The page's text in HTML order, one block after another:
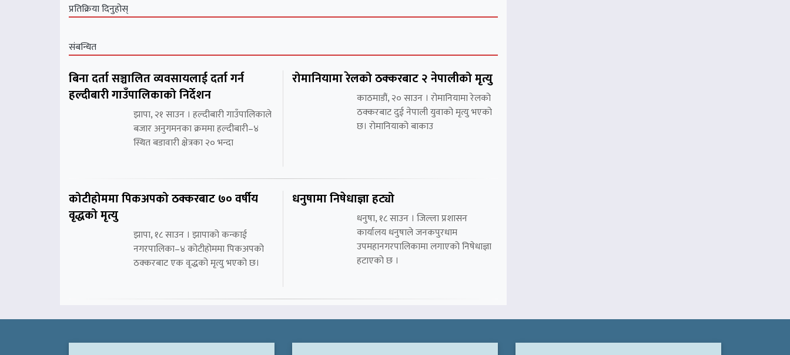
प्रतिक्रिया दिनुहोस्
संबन्धित
बिना दर्ता सञ्चालित व्यवसायलाई दर्ता गर्न
हल्दीबारी गाउँपालिकाको निर्देशन
झापा, २१ साउन । हल्दीबारी गाउँपालिकाले
बजार अनुगमनका क्रममा हल्दीबारी–४
स्थित बडावारी क्षेत्रका २० भन्दा
रोमानियामा रेलको ठक्करबाट २ नेपालीको मृत्यु
काठमाडौं, २० साउन । रोमानियामा रेलको
ठक्करबाट दुई नेपाली युवाको मृत्यु भएको
छ। रोमानियाको बाकाउ
कोटीहोममा पिकअपको ठक्करबाट ७० वर्षीय
वृद्धको मृत्यु
झापा, १८ साउन । झापाको कन्काई
नगरपालिका–४ कोटीहोममा पिकअपको
ठक्करबाट एक वृद्धको मृत्यु भएको छ।
धनुषामा निषेधाज्ञा हट्यो
धनुषा, १८ साउन । जिल्ला प्रशासन
कार्यालय धनुषाले जनकपुरधाम
उपमहानगरपालिकामा लगाएको निषेधाज्ञा
हटाएको छ ।